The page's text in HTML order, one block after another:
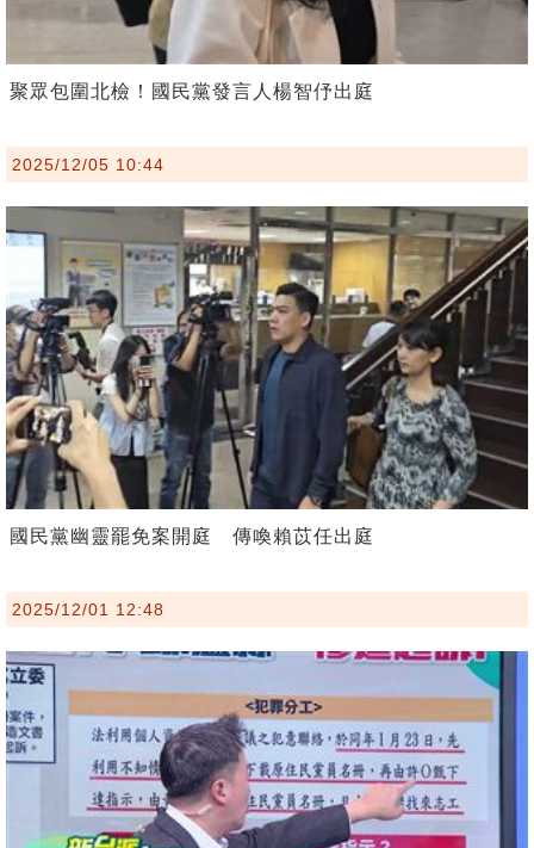
聚眾包圍北檢！國民黨發言人楊智伃出庭
2025/12/05 10:44
國民黨幽靈罷免案開庭 傳喚賴苡任出庭
2025/12/01 12:48